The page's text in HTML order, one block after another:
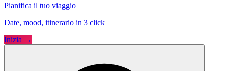
Pianifica il tuo viaggio
Date, mood, itinerario in 3 click
Inizia →